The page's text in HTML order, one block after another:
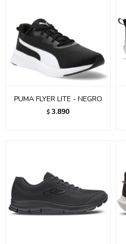
PUMA FLYER LITE - NEGRO
$ 3.890